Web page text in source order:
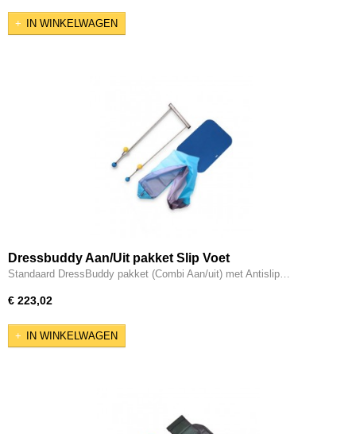
IN WINKELWAGEN
Dressbuddy Aan/Uit pakket Slip Voet
Standaard DressBuddy pakket (Combi Aan/uit) met Antislip…
€ 223,02
IN WINKELWAGEN